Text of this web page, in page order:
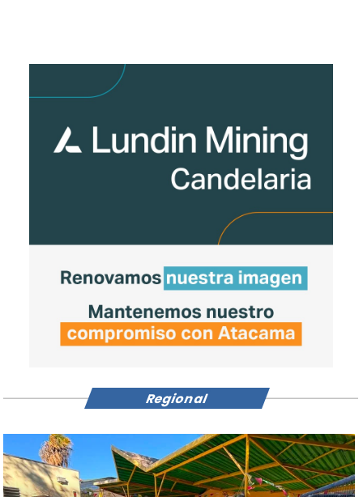
Regional